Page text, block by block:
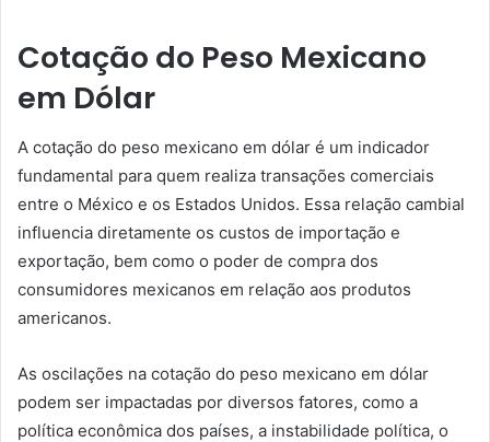
Cotação do Peso Mexicano
em Dólar
A cotação do peso mexicano em dólar é um indicador
fundamental para quem realiza transações comerciais
entre o México e os Estados Unidos. Essa relação cambial
influencia diretamente os custos de importação e
exportação, bem como o poder de compra dos
consumidores mexicanos em relação aos produtos
americanos.
As oscilações na cotação do peso mexicano em dólar
podem ser impactadas por diversos fatores, como a
política econômica dos países, a instabilidade política, o